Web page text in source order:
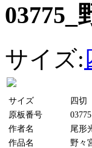
03775_
サイズ:
サイズ
四切
原板番号
03775
作者名
尾形
作品名
野々